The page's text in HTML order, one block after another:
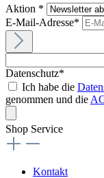
Aktion *
E-Mail-Adresse*
Datenschutz*
Ich habe die
genommen und die
Shop Service
Kontakt